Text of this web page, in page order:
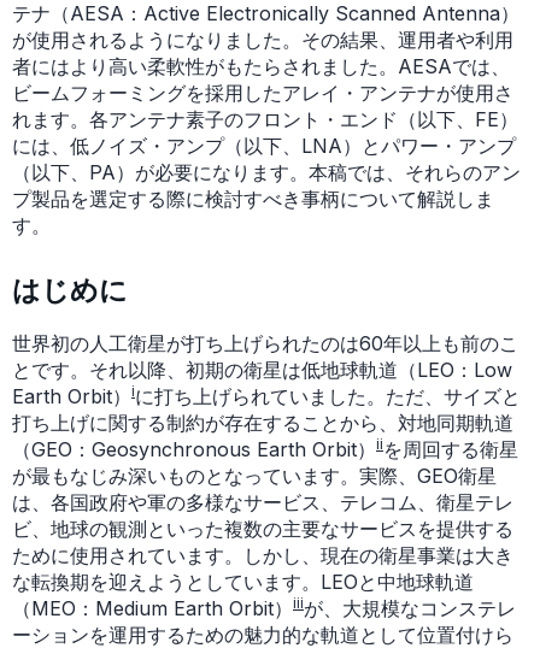
テナ（AESA：Active Electronically Scanned Antenna）
が使用されるようになりました。その結果、運用者や利用
者にはより高い柔軟性がもたらされました。AESAでは、
ビームフォーミングを採用したアレイ・アンテナが使用さ
れます。各アンテナ素子のフロント・エンド（以下、FE）
には、低ノイズ・アンプ（以下、LNA）とパワー・アンプ
（以下、PA）が必要になります。本稿では、それらのアン
プ製品を選定する際に検討すべき事柄について解説しま
す。
はじめに
世界初の人工衛星が打ち上げられたのは60年以上も前のこ
とです。それ以降、初期の衛星は低地球軌道（LEO：Low
Earth Orbit）
iに打ち上げられていました。ただ、サイズと
打ち上げに関する制約が存在することから、対地同期軌道
（GEO：Geosynchronous Earth Orbit）
ii を周回する衛星
が最もなじみ深いものとなっています。実際、GEO衛星
は、各国政府や軍の多様なサービス、テレコム、衛星テレ
ビ、地球の観測といった複数の主要なサービスを提供する
ために使用されています。しかし、現在の衛星事業は大き
な転換期を迎えようとしています。LEOと中地球軌道
（MEO：Medium Earth Orbit）
iiiが、大規模なコンステレ
ーションを運用するための魅力的な軌道として位置付けら